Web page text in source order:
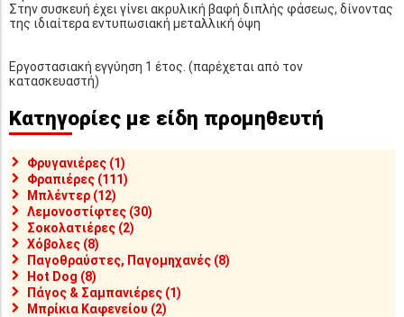
Στην συσκευή έχει γίνει ακρυλική βαφή διπλής φάσεως, δίνοντας
της ιδιαίτερα εντυπωσιακή μεταλλική όψη
Εργοστασιακή εγγύηση 1 έτος. (παρέχεται από τον
κατασκευαστή)
Κατηγορίες με είδη προμηθευτή
Φρυγανιέρες (1)
Φραπιέρες (111)
Μπλέντερ (12)
Λεμονοστίφτες (30)
Σοκολατιέρες (2)
Χόβολες (8)
Παγοθραύστες, Παγομηχανές (8)
Hot Dog (8)
Πάγος & Σαμπανιέρες (1)
Μπρίκια Καφενείου (2)